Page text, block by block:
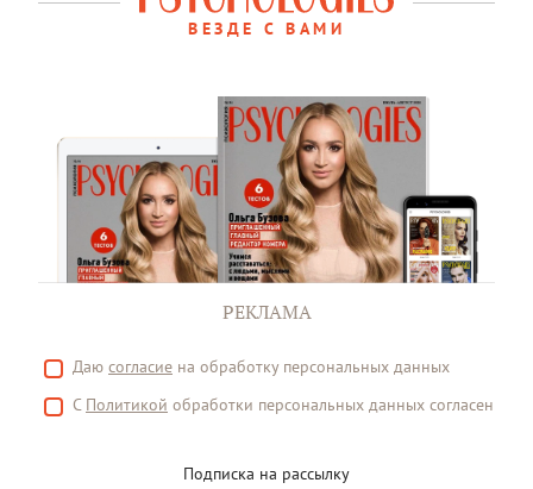
ВЕЗДЕ С ВАМИ
РЕКЛАМА
Даю согласие на обработку персональных данных
С Политикой обработки персональных данных согласен
Подписка на рассылку